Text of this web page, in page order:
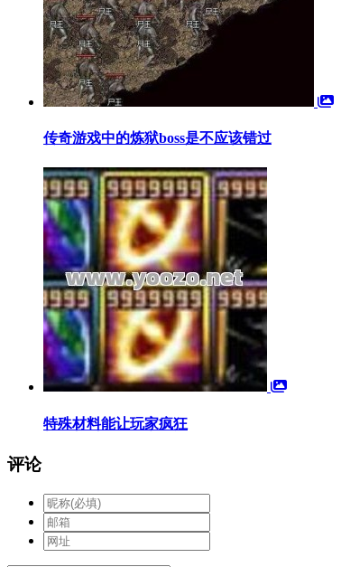
传奇游戏中的炼狱boss是不应该错过
特殊材料能让玩家疯狂
评论